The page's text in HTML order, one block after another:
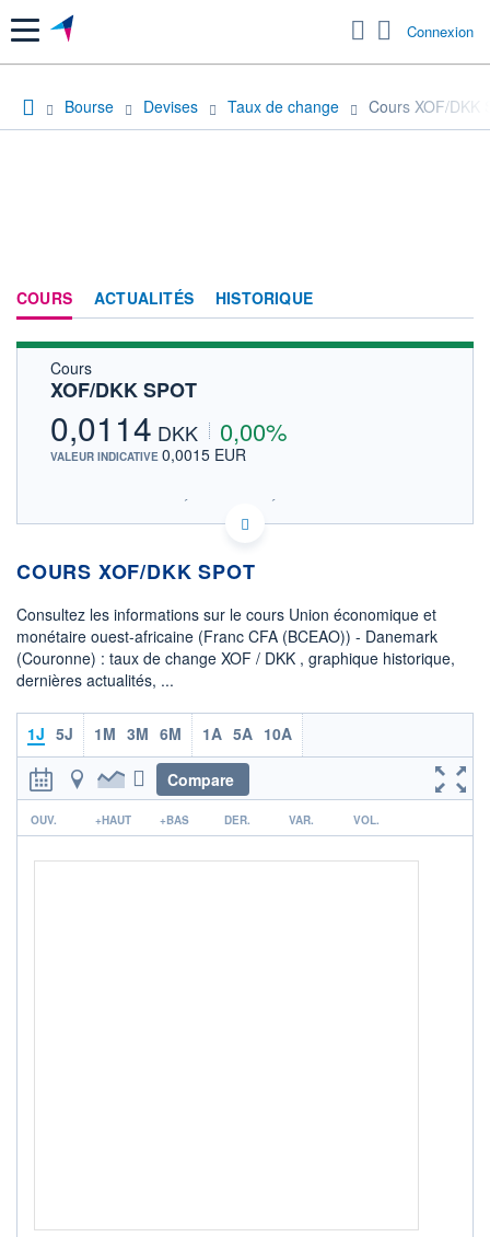
Menu Connexion
Bourse Devises Taux de change Cours XOF/DKK
COURS ACTUALITÉS HISTORIQUE
Cours
XOF/DKK SPOT
0,0114 DKK 0,00%
VALEUR INDICATIVE 0,0015 EUR
SIX - FOREX 2 DONNÉES TEMPS RÉEL
Politique d'exécution
0,011390
0,011395
OUVERTURE
0,0114
CLÔTURE VEILLE
0,0114
+ HAUT
0,0114 0,0114
COURS XOF/DKK SPOT
Consultez les informations sur le cours Union économique et
monétaire ouest-africaine (Franc CFA (BCEAO)) - Danemark
(Couronne) : taux de change XOF / DKK , graphique historique,
dernières actualités, ...
1J 5J 1M 3M 6M 1A 5A 10A
Compare
r
OUV. +HAUT +BAS DER. VAR. VOL.